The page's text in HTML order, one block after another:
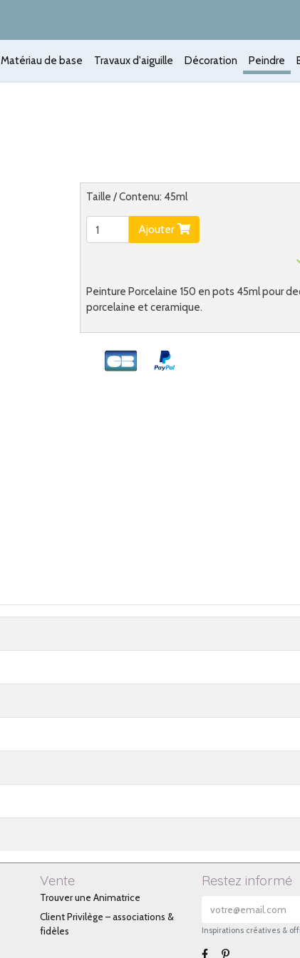
Matériau de base Travaux d'aiguille Décoration Peindre
Taille / Contenu: 45ml
Ajouter
Peinture Porcelaine 150 en pots 45ml pour
porcelaine et ceramique.
Vente
Trouver une Animatrice
Client Privilège – associations &
fidèles
Restez informé
Inspirations créatives &